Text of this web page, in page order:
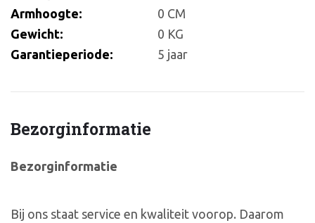
Armhoogte:
0 CM
Gewicht:
0 KG
Garantieperiode:
5 jaar
Bezorginformatie
Bezorginformatie
Bij ons staat service en kwaliteit voorop. Daarom